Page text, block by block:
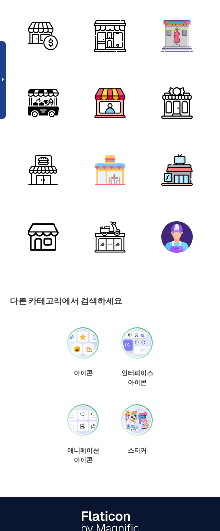
다른 카테고리에서 검색하세요
아이콘
인터페이스
아이콘
애니메이션
아이콘
스티커